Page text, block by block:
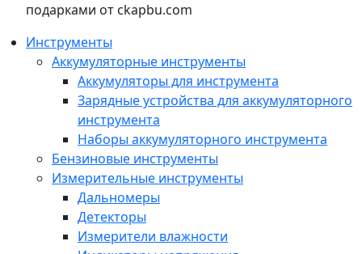
подарками от ckapbu.com
Инструменты
Аккумуляторные инструменты
Аккумуляторы для инструмента
Зарядные устройства для аккумуляторного
инструмента
Наборы аккумуляторного инструмента
Бензиновые инструменты
Измерительные инструменты
Дальномеры
Детекторы
Измерители влажности